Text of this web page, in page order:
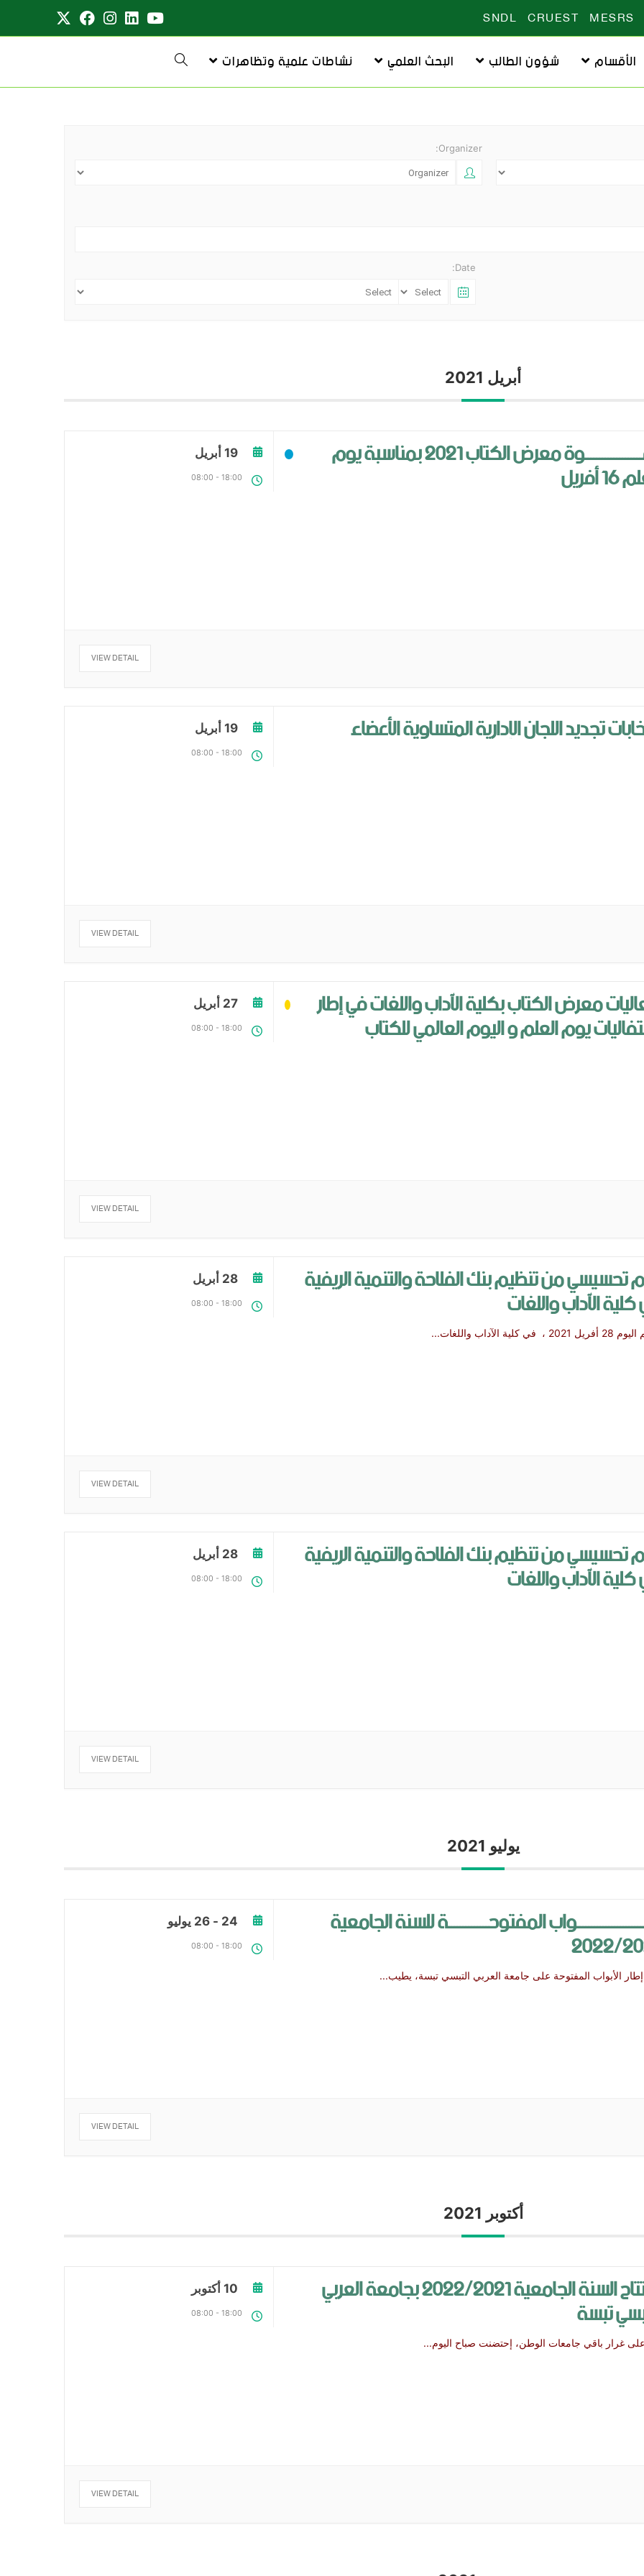
MESRS
CRUEST
SNDL
الأقسام شؤون الطالب البحث العلمي نشاطات علمية وتظاهرات
Organizer:
Date:
أبريل 2021
دعــــــــــــــــــــوة معرض الكتاب 2021 بمناسبة يوم 19 أبريل
08:00 - 18:00
VIEW DETAIL
تجديد اللجان الإدارية المتساوية الأعضاء 19 أبريل
08:00 - 18:00
VIEW DETAIL
معرض الكتاب بكلية الآداب واللغات في إطار
يوم العلم و اليوم العالمي للكتاب
27 أبريل
08:00 - 18:00
VIEW DETAIL
تحسيسي من تنظيم بنك الفلاحة والتنمية الريفية
الآداب واللغات
، في كلية الآداب واللغات ...
28 أبريل
08:00 - 18:00
VIEW DETAIL
تحسيسي من تنظيم بنك الفلاحة والتنمية الريفية
الآداب واللغات
28 أبريل
08:00 - 18:00
VIEW DETAIL
يوليو 2021
المفتوحــــــــــــــة للسنة الجامعية 2022/
الأبواب المفتوحة على جامعة العربي التبسي تبسة، يطيب...
24 - 26 يوليو
08:00 - 18:00
VIEW DETAIL
أكتوبر 2021
افتتاح السنة الجامعية 2022/2021 بجامعة العربي تبسة
غرار باقي جامعات الوطن، إحتضنت صباح اليوم...
10 أكتوبر
08:00 - 18:00
VIEW DETAIL